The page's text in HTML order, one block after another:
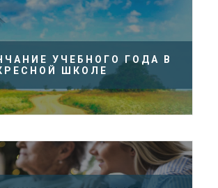
УЧЕБНОГО ГОДА В
ШКОЛЕ